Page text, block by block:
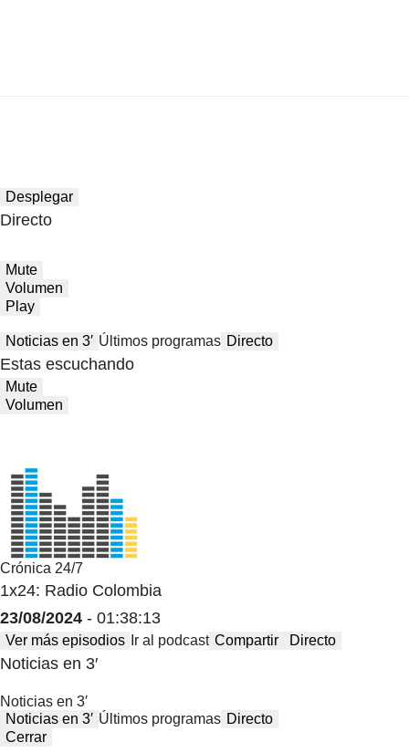
Desplegar
Directo
Mute
Volumen
Play
Noticias en 3′ Últimos programas Directo
Estas escuchando
Mute
Volumen
Crónica 24/7
1x24: Radio Colombia
23/08/2024 - 01:38:13
Ver más episodios Ir al podcast Compartir Directo
Noticias en 3′
Noticias en 3′
Noticias en 3′ Últimos programas Directo
Cerrar